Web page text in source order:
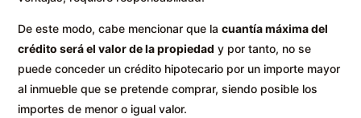
De este modo, cabe mencionar que lacuantía máxima del
crédito será el valor de la propiedad y por tanto, no se
puede conceder un crédito hipotecario por un importe mayor
al inmueble que se pretende comprar, siendo posible los
importes de menor o igual valor.